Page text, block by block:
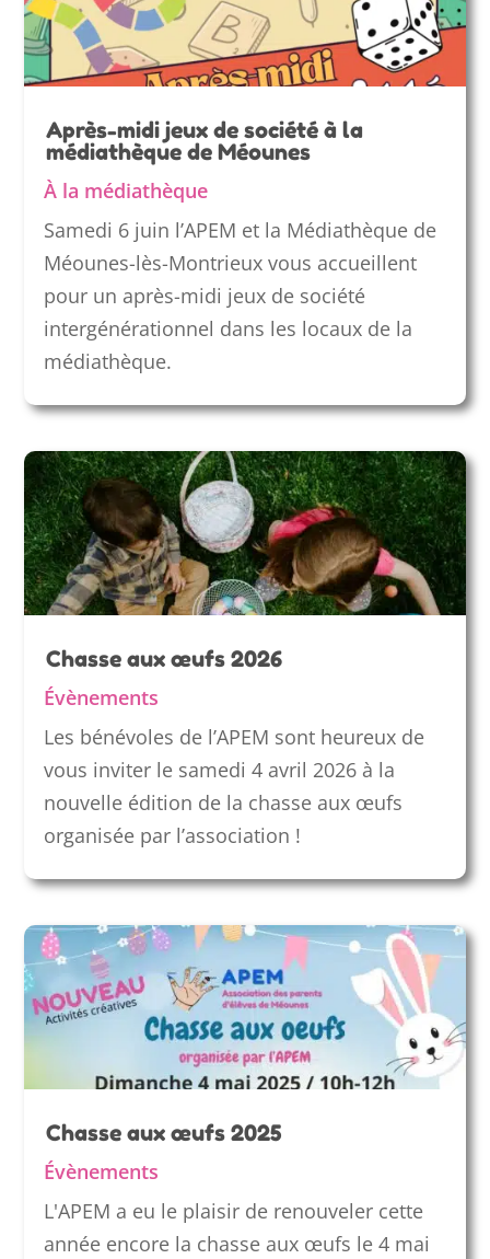
Après-midi jeux de société à la
médiathèque de Méounes
À la médiathèque
Samedi 6 juin l’APEM et la Médiathèque de
Méounes-lès-Montrieux vous accueillent
pour un après-midi jeux de société
intergénérationnel dans les locaux de la
médiathèque.
Chasse aux œufs 2026
Évènements
Les bénévoles de l’APEM sont heureux de
vous inviter le samedi 4 avril 2026 à la
nouvelle édition de la chasse aux œufs
organisée par l’association !
Chasse aux œufs 2025
Évènements
L'APEM a eu le plaisir de renouveler cette
année encore la chasse aux œufs le 4 mai